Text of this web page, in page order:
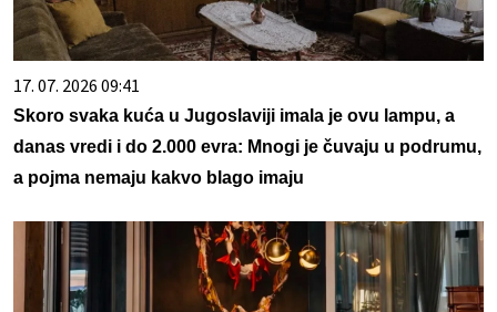
17. 07. 2026 09:41
Skoro svaka kuća u Jugoslaviji imala je ovu lampu, a
danas vredi i do 2.000 evra: Mnogi je čuvaju u podrumu,
a pojma nemaju kakvo blago imaju